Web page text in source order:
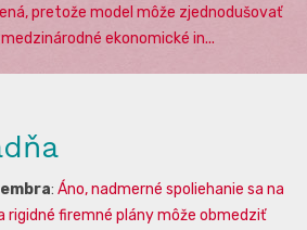
pretože model môže zjednodušovať
ekonomické in...
: Áno, nadmerné spoliehanie sa na
rigidné firemné plány môže obmedziť